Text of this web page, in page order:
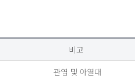
비고
관엽 및 아열대